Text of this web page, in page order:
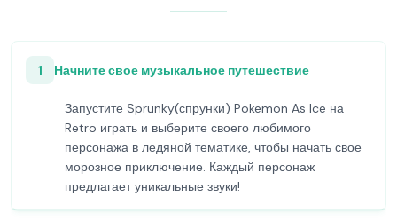
1 Начните свое музыкальное путешествие
Запустите Sprunky(спрунки) Pokemon As Ice на
Retro играть и выберите своего любимого
персонажа в ледяной тематике, чтобы начать свое
морозное приключение. Каждый персонаж
предлагает уникальные звуки!